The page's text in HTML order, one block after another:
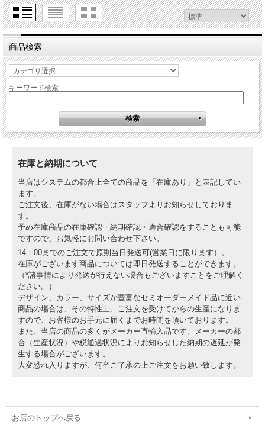
商品検索
キーワード検索
在庫と納期について
当店はシステムの都合上全ての商品を「在庫あり」と表記してい
ます。
ご注文後、在庫がない場合はスタッフよりお知らせしておりま
す。
予め在庫商品の在庫確認・納期確認・適合確認をすることも可能
ですので、お気軽にお問い合わせ下さい。
14：00までのご注文で原則当日発送可(営業日に限ります）。
在庫がございます商品については即日発送することができます。
（*諸事情により発送が行えない場合もございますことをご理解く
ださい。）
デザイン、カラー、サイズが豊富なセミオーダーメイド品に近い
商品の場合は、その特性上、ご注文を受けてからの生産になりま
すので、お客様のお手元に届くまでお時間を頂いております。
また、当店の商品の多くがメーカー直輸入品です。メーカーの都
合（生産状況）や税通過状況によりお知らせした納期の遅延が発
生する場合がございます。
大変恐れ入りますが、何卒ご了承の上ご注文をお願い致します。
お店のトップへ戻る